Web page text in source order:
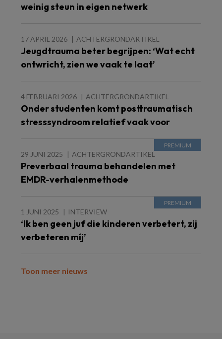
weinig steun in eigen netwerk
17 APRIL 2026 ACHTERGRONDARTIKEL
Jeugdtrauma beter begrijpen: ‘Wat echt
ontwricht, zien we vaak te laat’
4 FEBRUARI 2026 ACHTERGRONDARTIKEL
Onder studenten komt posttraumatisch
stresssyndroom relatief vaak voor
29 JUNI 2025 ACHTERGRONDARTIKEL
Preverbaal trauma behandelen met
EMDR-verhalenmethode
1 JUNI 2025 INTERVIEW
‘Ik ben geen juf die kinderen verbetert, zij
verbeteren míj’
Toon meer nieuws